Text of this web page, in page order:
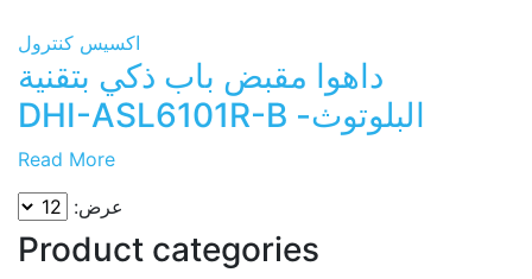
اكسيس كنترول
داهوا مقبض باب ذكي بتقنية
البلوتوث- DHI-ASL6101R-B
Read More
عرض:
Product categories